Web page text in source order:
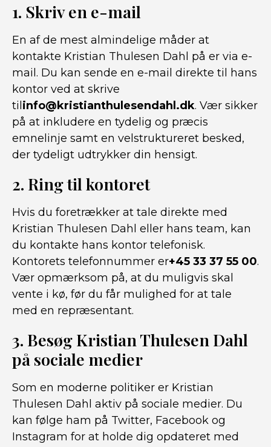
1. Skriv en e-mail
En af de mest almindelige måder at
kontakte Kristian Thulesen Dahl på er via e-
mail. Du kan sende en e-mail direkte til hans
kontor ved at skrive
til info@kristianthulesendahl.dk. Vær sikker
på at inkludere en tydelig og præcis
emnelinje samt en velstruktureret besked,
der tydeligt udtrykker din hensigt.
2. Ring til kontoret
Hvis du foretrækker at tale direkte med
Kristian Thulesen Dahl eller hans team, kan
du kontakte hans kontor telefonisk.
Kontorets telefonnummer er+45 33 37 55 00.
Vær opmærksom på, at du muligvis skal
vente i kø, før du får mulighed for at tale
med en repræsentant.
3. Besøg Kristian Thulesen Dahl
på sociale medier
Som en moderne politiker er Kristian
Thulesen Dahl aktiv på sociale medier. Du
kan følge ham på Twitter, Facebook og
Instagram for at holde dig opdateret med